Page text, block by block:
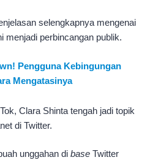
selengkapnya mengenai
menjadi perbincangan publik.
Pengguna Kebingungan
Mengatasinya
Clara Shinta tengah jadi topik
di Twitter.
unggahan di base Twitter